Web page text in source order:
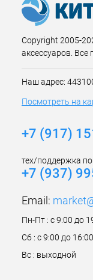
Copyright 2005-
аксессуаров.
Наш адрес:
Посмотреть на
+7 (917)
тех/поддержка
+7 (937)
Email:
Пн-Пт : с 9:00 до
Сб : с 9:00 до 16:00
Вс : выходной